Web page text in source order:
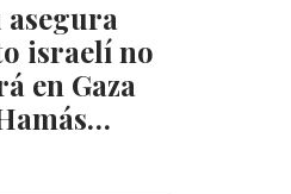
israelí no
en Gaza